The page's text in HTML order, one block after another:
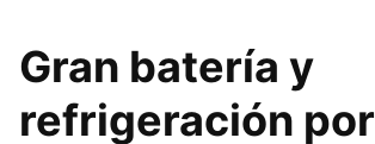
Gran batería y
refrigeración por